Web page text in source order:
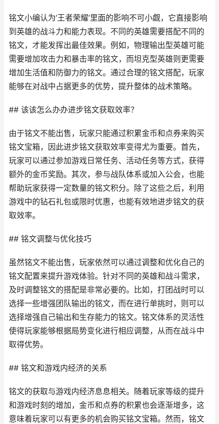
铭文小编认为‘王者荣耀’里面的影响不可小觑，它直接影响
到英雄的战斗力和能力表现。不同的英雄需要搭配不同的
铭文，才能发挥出最佳效果。例如，物理输出型英雄可能
需要增加攻击力和暴击率的铭文，而坦克型英雄则更需要
增加生活值和防御力的铭文。通过合理的铭文搭配，玩家
能够在对战中占据更多的优势，提升整体的战术策略。
## 该该怎么办办进步铭文获取效率？
由于铭文不能出售，玩家只能通过积累金币和点券来购买
铭文宝箱，因此进步铭文获取效率变得尤为重要。首先，
玩家可以通过参加游戏日常任务、活动任务等方式，获得
额外的金币奖励。其次，参与战队体系或加入公会，也能
帮助玩家获得一定数量的铭文积分。除了这些之后，利用
游戏中的钻石礼包或限时优惠，也能有效地进步铭文的获
取效率。
## 铭文调整与优化技巧
虽然铭文不能出售，玩家依然可以通过调整和优化自己的
铭文配置来提升游戏体验。针对不同的英雄和战斗需求，
及时调整铭文的搭配是非常必要的。比如，打团战时可以
选择一些增强团队输出的铭文，而在进行单挑时，则可以
选择增强自己输出和生存能力的铭文。铭文体系的灵活性
使得玩家能够根据局势变化进行相应调整，从而在战斗中
取得优势。
## 铭文和游戏内经济的关系
铭文的获取与游戏内经济息息相关。随着玩家等级的提升
和游戏时刻的增加，金币和点券的积累也会逐渐增多，这
意味着玩家可以有更多的机会购买铭文宝箱。然而，铭文